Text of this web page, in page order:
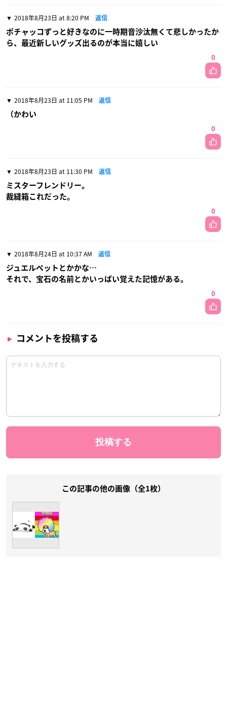
2018年8月23日 at 8:20 PM 返信
ポチャッコずっと好きなのに一時期音沙汰無くて悲しかったか
ら、最近新しいグッズ出るのが本当に嬉しい
0
2018年8月23日 at 11:05 PM 返信
（かわい
0
2018年8月23日 at 11:30 PM 返信
ミスターフレンドリー。
裁縫箱これだった。
0
2018年8月24日 at 10:37 AM 返信
ジュエルペットとかかな…
それで、宝石の名前とかいっぱい覚えた記憶がある。
0
コメントを投稿する
この記事の他の画像（全1枚）